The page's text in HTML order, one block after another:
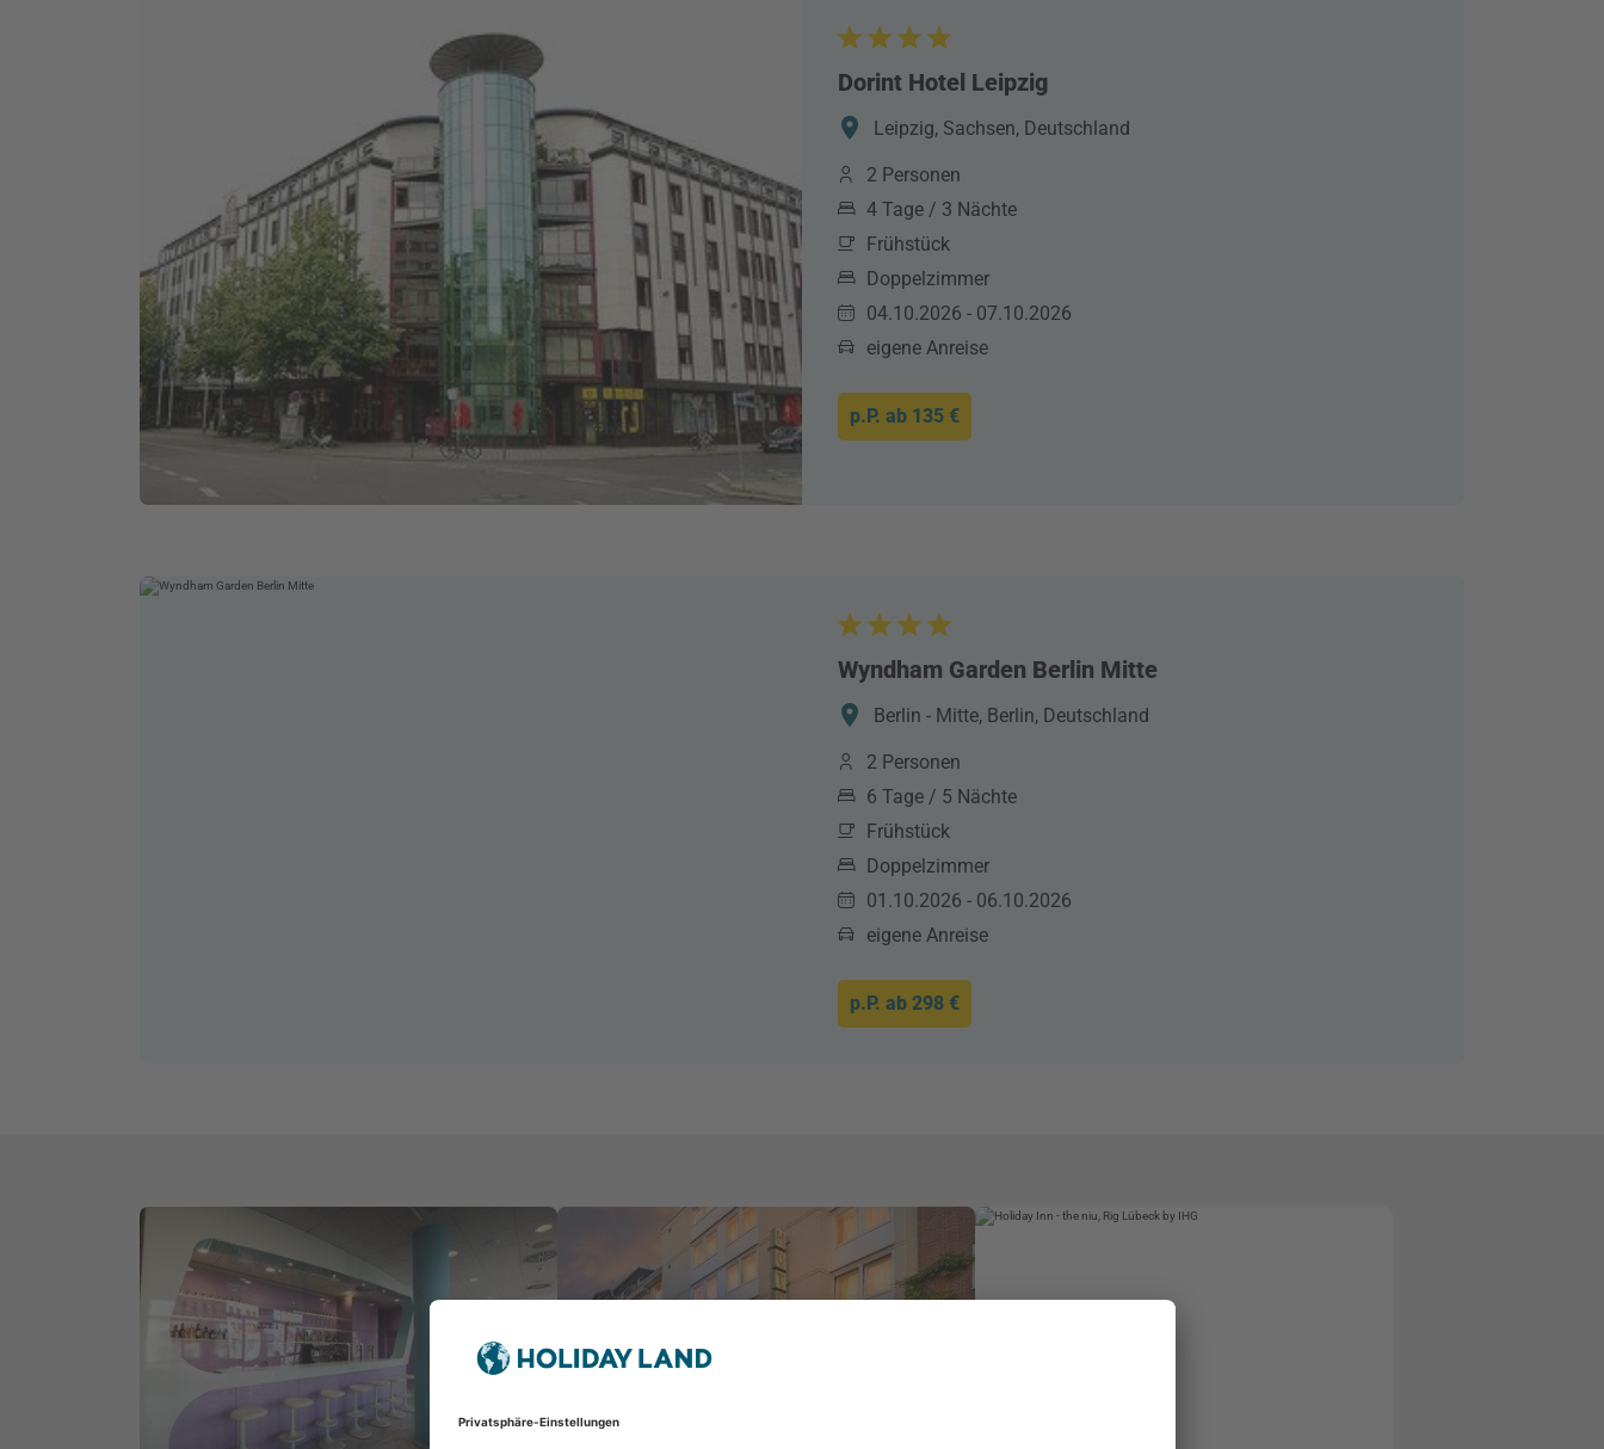
Dorint Hotel Leipzig
Leipzig, Sachsen, Deutschland
2 Personen
4 Tage / 3 Nächte
Frühstück
Doppelzimmer
04.10.2026 - 07.10.2026
eigene Anreise
p.P. ab 135 €
Wyndham Garden Berlin Mitte
Berlin - Mitte, Berlin, Deutschland
2 Personen
6 Tage / 5 Nächte
Frühstück
Doppelzimmer
01.10.2026 - 06.10.2026
eigene Anreise
p.P. ab 298 €